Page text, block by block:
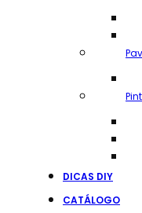
DICAS DIY
CATÁLOGO